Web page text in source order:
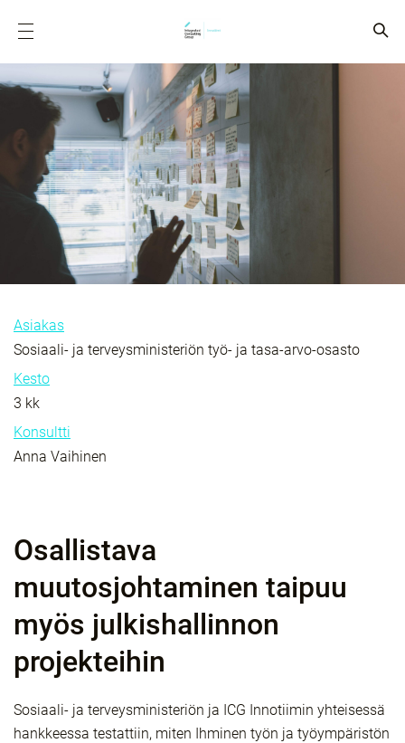
Asiakas
Sosiaali- ja terveysministeriön työ- ja tasa-arvo-osasto
Kesto
3 kk
Konsultti
Anna Vaihinen
Osallistava
muutosjohtaminen taipuu
myös julkishallinnon
projekteihin
Sosiaali- ja terveysministeriön ja ICG Innotiimin yhteisessä
hankkeessa testattiin, miten Ihminen työn ja työympäristön